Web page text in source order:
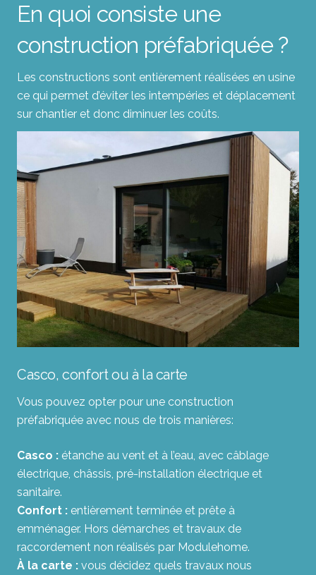
En quoi consiste une
construction préfabriquée ?
Les constructions sont entièrement réalisées en usine
ce qui permet d’éviter les intempéries et déplacement
sur chantier et donc diminuer les coûts.
Casco, confort ou à la carte
Vous pouvez opter pour une construction
préfabriquée avec nous de trois manières:
Casco : étanche au vent et à l’eau, avec câblage
électrique, châssis, pré-installation électrique et
sanitaire.
Confort : entièrement terminée et prête à
emménager. Hors démarches et travaux de
raccordement non réalisés par Modulehome.
À la carte : vous décidez quels travaux nous